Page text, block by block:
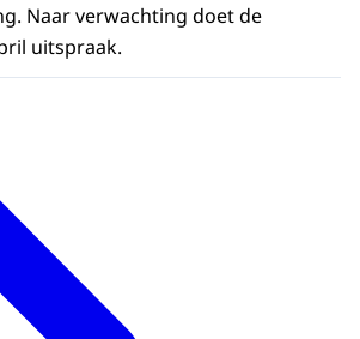
Naar verwachting doet de
uitspraak.